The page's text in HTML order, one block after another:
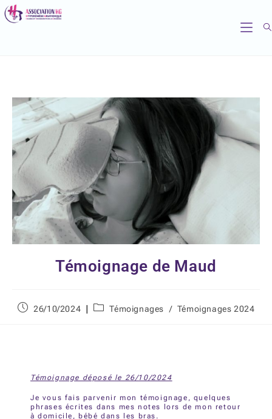
Témoignage de Maud
26/10/2024 Témoignages / Témoignages 2024
Témoignage déposé le 26/10/2024
Je vous fais parvenir mon témoignage, quelques
phrases écrites dans mes notes lors de mon retour
à domicile, bébé dans les bras.